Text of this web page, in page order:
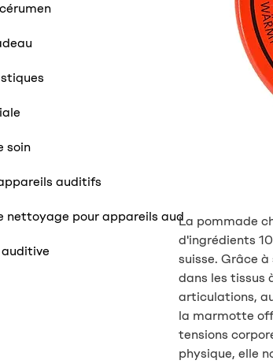
soin
auditifs
nettoyage pour appareils audLa pommade
d'ingrédients
suisse. Grâce
dans les tissus
articulations,
la marmotte
tensions
physique, elle